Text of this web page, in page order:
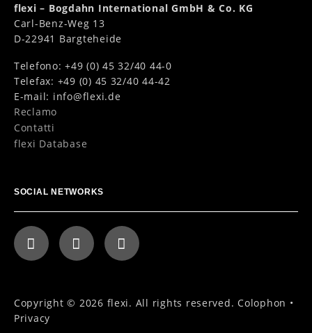
flexi – Bogdahn International GmbH & Co. KG
Carl-Benz-Weg 13
D-22941 Bargteheide
Telefono: +49 (0) 45 32/40 44-0
Telefax: +49 (0) 45 32/40 44-42
E-mail: info@flexi.de
Reclamo
Contatti
flexi Database
SOCIAL NETWORKS
Copyright © 2026 flexi. All rights reserved. Colophon •
Privacy